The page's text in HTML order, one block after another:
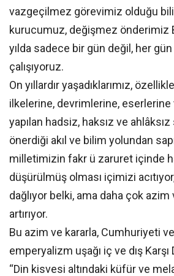
vazgeçilmez görevimiz olduğu
kurucumuz, değişmez önderimiz
yılda sadece bir gün değil, her gün
çalışıyoruz.
On yıllardır yaşadıklarımız,
ilkelerine, devrimlerine,
yapılan hadsiz, haksız ve ahlâksız
önerdiği akıl ve bilim yolundan
milletimizin fakr ü zaruret içinde
düşürülmüş olması içimizi
dağlıyor belki, ama daha çok azim
artırıyor.
Bu azim ve kararla, Cumhuriyeti
emperyalizm uşağı iç ve dış
“Din kisvesi altındaki küfür ve